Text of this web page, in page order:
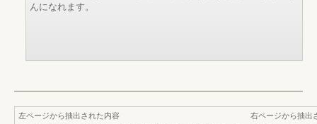
んになれます。
左ページから抽出された内容
右ページから抽出